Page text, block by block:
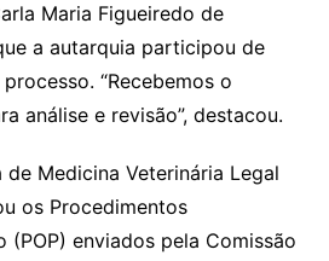
Maria Figueiredo de
a autarquia participou de
“Recebemos o
análise e revisão”, destacou.
de Medicina Veterinária Legal
os Procedimentos
(POP) enviados pela Comissão